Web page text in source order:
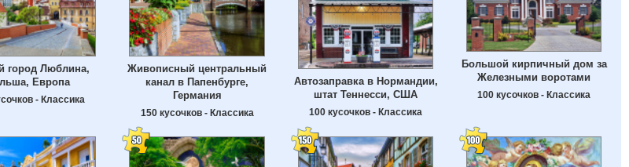
город Люблина,
Европа
- Классика
Живописный центральный
канал в Папенбурге,
Германия
150 кусочков - Классика
Автозаправка в Нормандии,
штат Теннесси, США
100 кусочков - Классика
Большой кирпичный дом за
Железными воротами
100 кусочков - Классика